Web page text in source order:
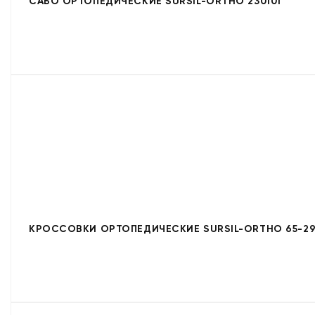
КРОССОВКИ ОРТОПЕДИЧЕСКИЕ SURSIL-ORTHO 65-